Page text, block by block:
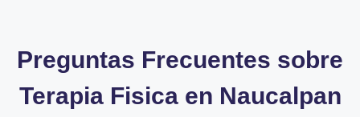
Preguntas Frecuentes sobre
Terapia Fisica en Naucalpan